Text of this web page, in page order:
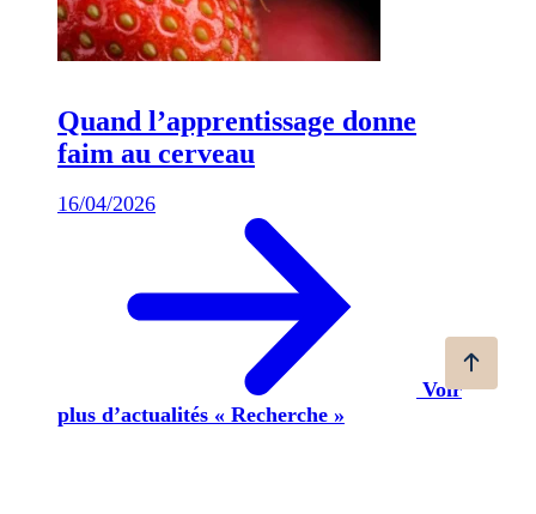
Quand l’apprentissage donne
faim au cerveau
16/04/2026
Voir
plus d’actualités « Recherche »